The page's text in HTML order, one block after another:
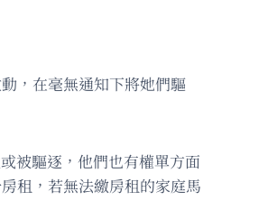
，在毫無通知下將她們驅
被驅逐，他們也有權單方面
租，若無法繳房租的家庭馬